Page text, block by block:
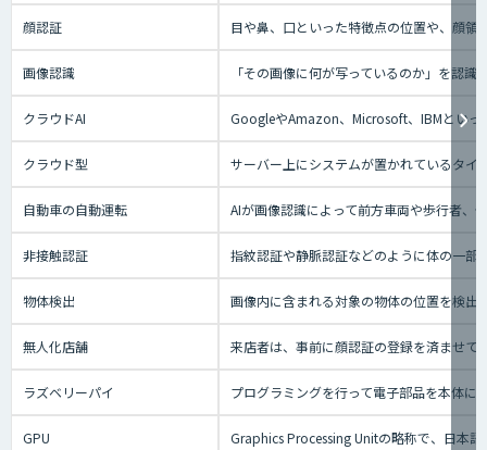
顔認証 目や鼻、口といった特徴点の位置や、顔
画像認識 「その画像に何が写っているのか」を認
クラウドAI GoogleやAmazon、Microsoft、IBMといっ
クラウド型 サーバー上にシステムが置かれているタ
自動車の自動運転 AIが画像認識によって前方車両や歩行者、
非接触認証 指紋認証や静脈認証などのように体の一部
物体検出 画像内に含まれる対象の物体の位置を検出
無人化店舗 来店者は、事前に顔認証の登録を済ませて
ラズベリーパイ プログラミングを行って電子部品を本体
GPU Graphics Processing Unitの略称で、日本